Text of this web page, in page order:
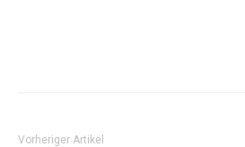
Vorheriger Artikel